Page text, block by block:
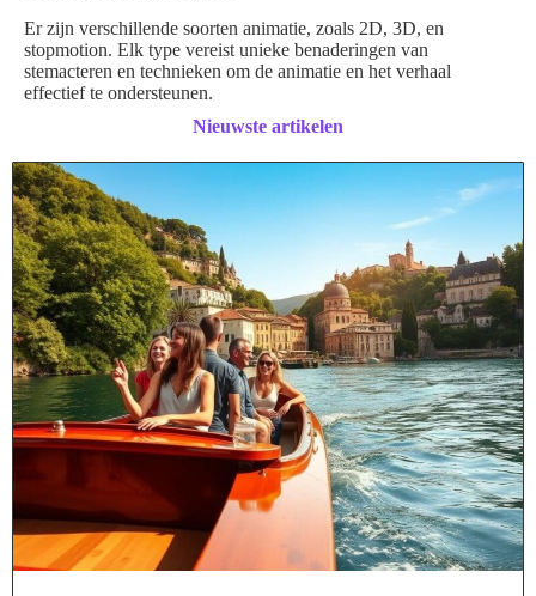
Er zijn verschillende soorten animatie, zoals 2D, 3D, en
stopmotion. Elk type vereist unieke benaderingen van
stemacteren en technieken om de animatie en het verhaal
effectief te ondersteunen.
Nieuwste artikelen